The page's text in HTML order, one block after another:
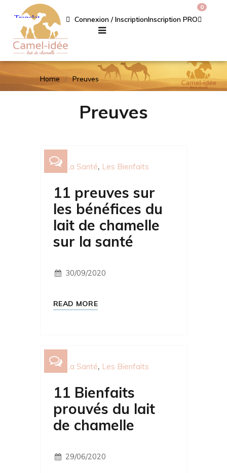
Connexion / InscriptionInscription PRO
0
Home Preuves
Preuves
La Santé Les Bienfaits
11 preuves sur
les bénéfices du
lait de chamelle
sur la santé
30/09/2020
READ MORE
La Santé Les Bienfaits
11 Bienfaits
prouvés du lait
de chamelle
29/06/2020